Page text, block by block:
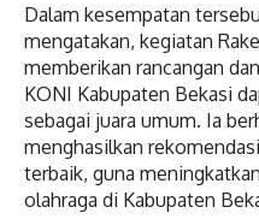
Dalam kesempatan
mengatakan, kegiatan
memberikan rancangan
KONI Kabupaten Bekasi
sebagai juara umum. Ia
menghasilkan
terbaik, guna
olahraga di Kabupaten